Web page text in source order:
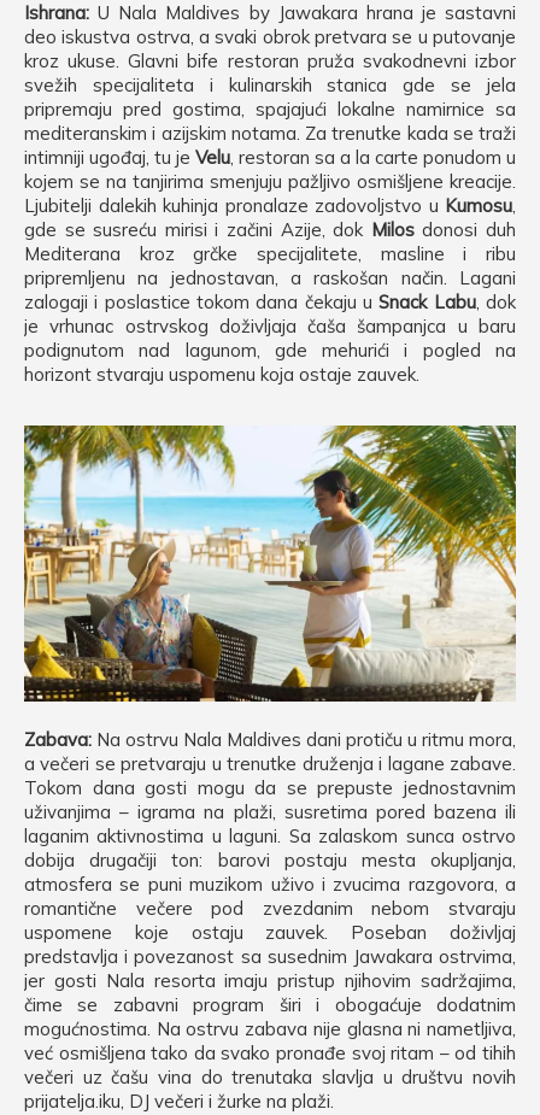
Ishrana:U Nala Maldives by Jawakara hrana je sastavni
deo iskustva ostrva, a svaki obrok pretvara se u putovanje
kroz ukuse. Glavni bife restoran pruža svakodnevni izbor
svežih specijaliteta i kulinarskih stanica gde se jela
pripremaju pred gostima, spajajući lokalne namirnice sa
mediteranskim i azijskim notama. Za trenutke kada se traži
intimniji ugođaj, tu je Velu, restoran sa a la carte ponudom u
kojem se na tanjirima smenjuju pažljivo osmišljene kreacije.
Ljubitelji dalekih kuhinja pronalaze zadovoljstvo u Kumosu,
gde se susreću mirisi i začini Azije, dok Milosdonosi duh
Mediterana kroz grčke specijalitete, masline i ribu
pripremljenu na jednostavan, a raskošan način. Lagani
zalogaji i poslastice tokom dana čekaju uSnack Labu, dok
je vrhunac ostrvskog doživljaja čaša šampanjca u baru
podignutom nad lagunom, gde mehurići i pogled na
horizont stvaraju uspomenu koja ostaje zauvek.
Zabava: Na ostrvu Nala Maldives dani protiču u ritmu mora,
a večeri se pretvaraju u trenutke druženja i lagane zabave.
Tokom dana gosti mogu da se prepuste jednostavnim
uživanjima – igrama na plaži, susretima pored bazena ili
laganim aktivnostima u laguni. Sa zalaskom sunca ostrvo
dobija drugačiji ton: barovi postaju mesta okupljanja,
atmosfera se puni muzikom uživo i zvucima razgovora, a
romantične večere pod zvezdanim nebom stvaraju
uspomene koje ostaju zauvek. Poseban doživljaj
predstavlja i povezanost sa susednim Jawakara ostrvima,
jer gosti Nala resorta imaju pristup njihovim sadržajima,
čime se zabavni program širi i obogaćuje dodatnim
mogućnostima. Na ostrvu zabava nije glasna ni nametljiva,
već osmišljena tako da svako pronađe svoj ritam – od tihih
večeri uz čašu vina do trenutaka slavlja u društvu novih
prijatelja.iku, DJ večeri i žurke na plaži.